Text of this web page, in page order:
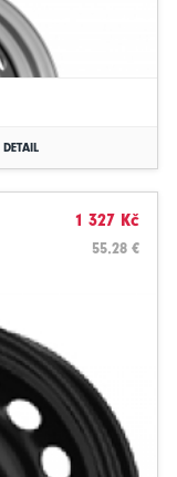
DETAIL
1 327 Kč
55.28 €